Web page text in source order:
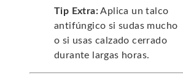
Tip Extra:Aplica un talco
antifúngico si sudas mucho
o si usas calzado cerrado
durante largas horas.